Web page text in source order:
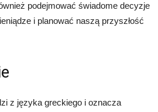
podejmować świadome decyzje
i planować naszą przyszłość
z języka greckiego i oznacza